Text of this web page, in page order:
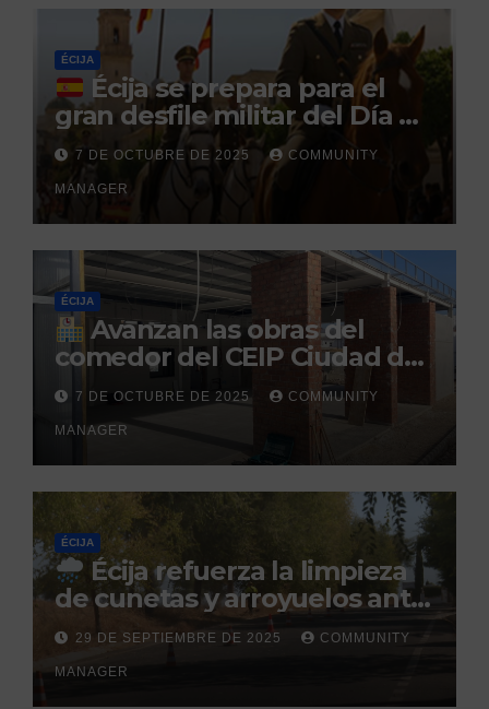
penitenciario
ÉCIJA
Écija se prepara para el
gran desfile militar del Día de
la Hispanidad organizado por
el Centro Militar de Cría
Caballar
7 DE OCTUBRE DE 2025 COMMUNITY
MANAGER
ÉCIJA
Avanzan las obras del
comedor del CEIP Ciudad del
Sol: su finalización está
prevista para finales de 2025
7 DE OCTUBRE DE 2025 COMMUNITY
MANAGER
ÉCIJA
Écija refuerza la limpieza
de cunetas y arroyuelos ante
la llegada de las lluvias
otoñales
29 DE SEPTIEMBRE DE 2025 COMMUNITY
MANAGER